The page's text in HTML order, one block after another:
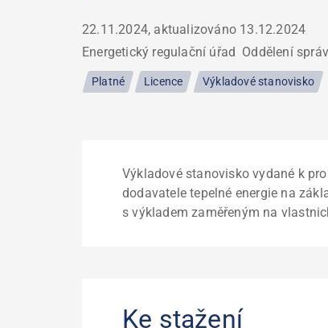
22.11.2024, aktualizováno 13.12.2024
Energetický regulační úřad Oddělení
Platné Licence Výkladové stanovisko
Výkladové stanovisko vydané k
dodavatele tepelné energie na
s výkladem zaměřeným na
Ke stažení